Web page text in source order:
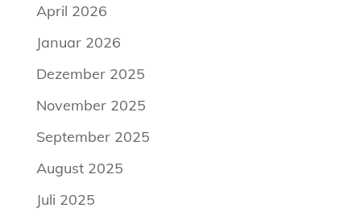
April 2026
Januar 2026
Dezember 2025
November 2025
September 2025
August 2025
Juli 2025